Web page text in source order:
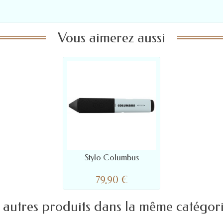
Vous aimerez aussi
Stylo Columbus
79,90 €
autres produits dans la même